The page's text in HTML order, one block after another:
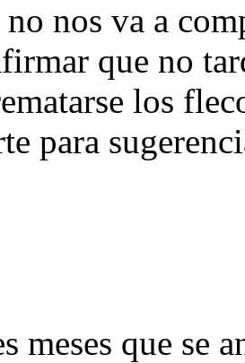
nos va a
que no
los
para
meses que se